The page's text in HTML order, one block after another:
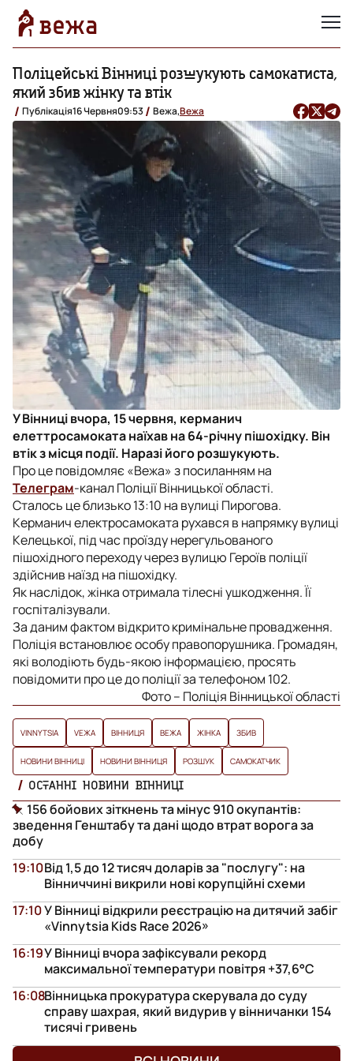
Поліцейські Вінниці розшукують самокатиста,
який збив жінку та втік
Публікація16 Червня09:53 Вежа,Вежа
У Вінниці вчора, 15 червня, керманич
елеттросамоката наїхав на 64-річну пішохідку. Він
втік з місця події. Наразі його розшукують.
Про це повідомляє «Вежа» з посиланням на
Телеграм-канал Поліції Вінницької області.
Сталось це близько 13:10 на вулиці Пирогова.
Керманич електросамоката рухався в напрямку вулиці
Келецької, під час проїзду нерегульованого
пішохідного переходу через вулицю Героїв поліції
здійснив наїзд на пішохідку.
Як наслідок, жінка отримала тілесні ушкодження. Її
госпіталізували.
За даним фактом відкрито кримінальне провадження.
Поліція встановлює особу правопорушника. Громадян,
які володіють будь-якою інформацією, просять
повідомити про це до поліції за телефоном 102.
Фото – Поліція Вінницької області
VINNYTSIA VЕЖА ВІННИЦЯ ВЕЖА ЖІНКА ЗБИВ
НОВИНИ ВІННИЦІ НОВИНИ ВІННИЦЯ РОЗШУК САМОКАТЧИК
ОСТАННІ НОВИНИ ВІННИЦІ
156 бойових зіткнень та мінус 910 окупантів:
зведення Генштабу та дані щодо втрат ворога за
добу
Від 1,5 до 12 тисяч доларів за "послугу": на
Вінниччині викрили нові корупційні схеми
19:10
У Вінниці відкрили реєстрацію на дитячий забіг
«Vinnytsia Kids Race 2026»
17:10
У Вінниці вчора зафіксували рекорд
максимальної температури повітря +37,6°С
16:19
Вінницька прокуратура скерувала до суду
справу шахрая, який видурив у вінничанки 154
тисячі гривень
16:08